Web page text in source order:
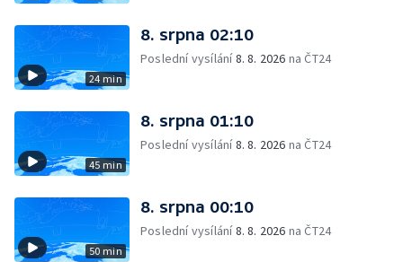
24 min
8. srpna 02:10
Poslední vysílání8. 8. 2026 na ČT24
45 min
8. srpna 01:10
Poslední vysílání8. 8. 2026 na ČT24
50 min
8. srpna 00:10
Poslední vysílání8. 8. 2026 na ČT24